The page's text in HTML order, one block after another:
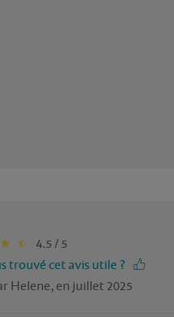
4.5 / 5
trouvé cet avis utile ?
Helene, en juillet 2025